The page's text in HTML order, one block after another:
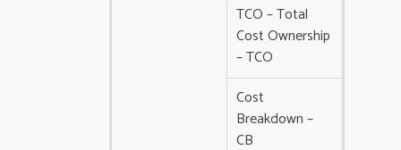
TCO – Total
Cost Ownership
– TCO
Cost
Breakdown –
CB